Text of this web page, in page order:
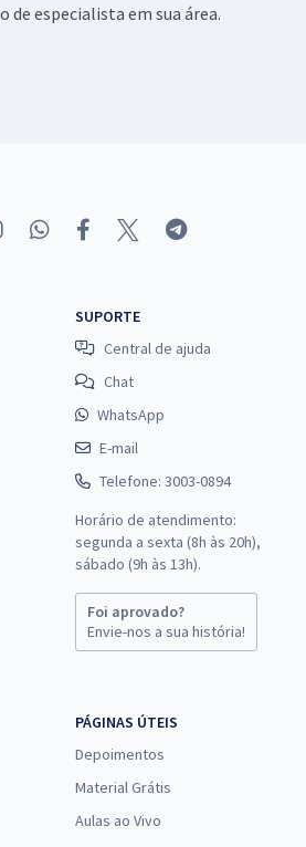
especialista em sua área.
SUPORTE
Central de ajuda
Chat
WhatsApp
E-mail
Telefone: 3003-0894
Horário de atendimento:
segunda a sexta (8h às 20h),
sábado (9h às 13h).
Foi aprovado?
Envie-nos a sua história!
PÁGINAS ÚTEIS
Depoimentos
Material Grátis
Aulas ao Vivo